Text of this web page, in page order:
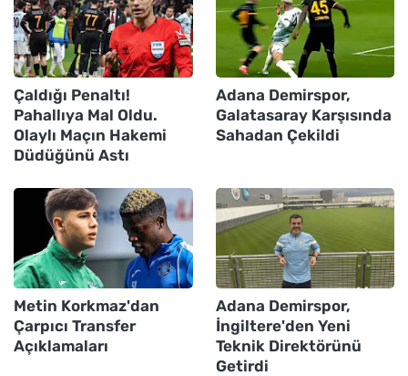
Çaldığı Penaltı!
Pahallıya Mal Oldu.
Olaylı Maçın Hakemi
Düdüğünü Astı
Adana Demirspor,
Galatasaray Karşısında
Sahadan Çekildi
Metin Korkmaz'dan
Çarpıcı Transfer
Açıklamaları
Adana Demirspor,
İngiltere'den Yeni
Teknik Direktörünü
Getirdi